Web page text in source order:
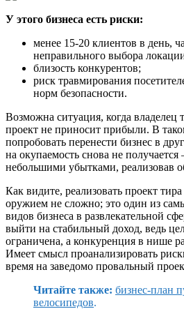
У этого бизнеса есть риски:
менее 15-20 клиентов в день,
неправильного выбора
близость конкурентов;
риск травмирования
норм безопасности.
Возможна ситуация, когда владелец
проект не приносит прибыли. В
попробовать перенести бизнес в
на окупаемость снова не
небольшими убытками, реализовав
Как видите, реализовать проект
оружием не сложно; это один из
видов бизнеса в развлекательной
выйти на стабильный доход, ведь
ограничена, а конкуренция в нише
Имеет смысл проанализировать
время на заведомо провальный
Читайте также: бизнес-план
велосипедов.